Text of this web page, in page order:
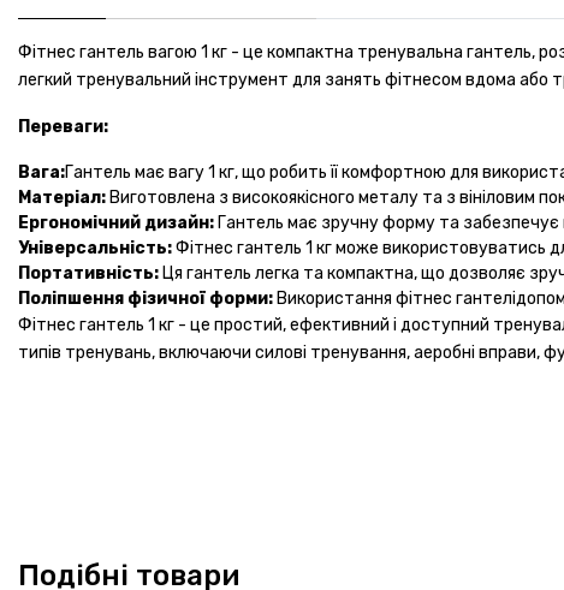
Фітнес гантель вагою 1 кг - це компактна тренувальна гантель,
легкий тренувальний інструмент для занять фітнесом вдома або
Переваги:
Вага:Гантель має вагу 1 кг, що робить її комфортною для
Матеріал:Виготовлена ​​з високоякісного металу та з вініловим
Ергономічний дизайн:Гантель має зручну форму та забезпечує
Універсальність:Фітнес гантель 1 кг може використовуватись
Портативність:Ця гантель легка та компактна, що дозволяє
Поліпшення фізичної форми:Використання фітнес
Фітнес гантель 1 кг - це простий, ефективний і доступний
типів тренувань, включаючи силові тренування, аеробні вправи,
Подібні товари